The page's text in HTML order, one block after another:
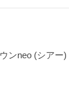
ンneo (シアー)